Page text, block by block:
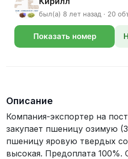
был(а) 8 лет назад · 20
Показать номер
Описание
Компания-экспортер на
закупает пшеницу озимую
пшеницу яровую твердых
высокая. Предоплата 100%.